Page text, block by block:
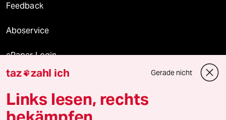
Feedback
Aboservice
ePaper Login
Downloads für Abonnierende
taz zahl ich Gerade nicht
Links lesen, rechts